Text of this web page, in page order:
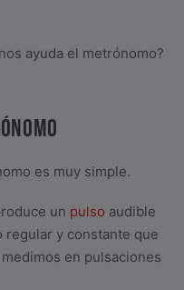
ayuda el metrónomo?
es muy simple.
un pulso audible
regular y constante que
en pulsaciones